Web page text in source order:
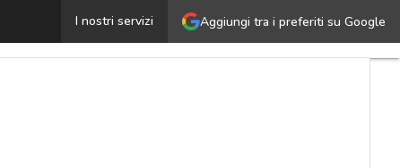
Aggiungi tra i preferiti su Google
I nostri servizi
Buon anniversario GDPR: quattro anni portati bene, ma